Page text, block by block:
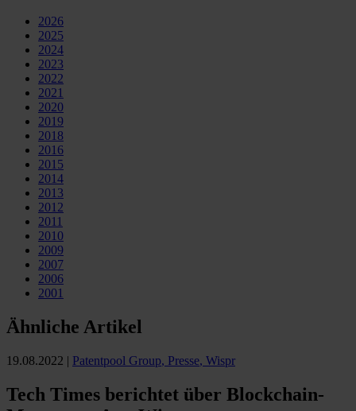
2026
2025
2024
2023
2022
2021
2020
2019
2018
2016
2015
2014
2013
2012
2011
2010
2009
2007
2006
2001
Ähnliche Artikel
19.08.2022 | Patentpool Group, Presse, Wispr
Tech Times berichtet über Blockchain-